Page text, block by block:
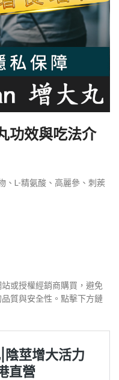
功效與吃法介
、L-精氨酸、高麗參、刺蒺
或授權經銷商購買，避免
質與安全性。點擊下方鏈